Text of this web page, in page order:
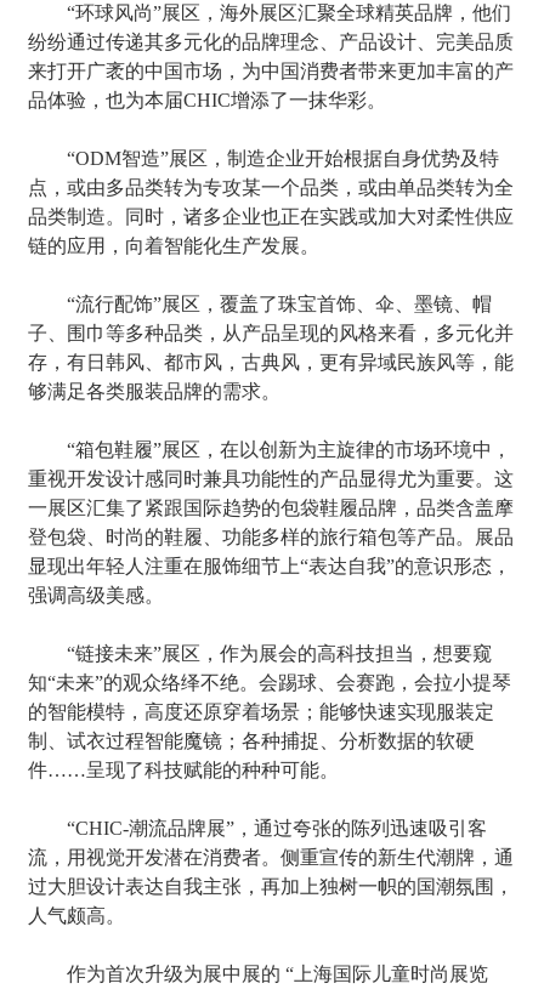
“环球风尚”展区，海外展区汇聚全球精英品牌，他们
纷纷通过传递其多元化的品牌理念、产品设计、完美品质
来打开广袤的中国市场，为中国消费者带来更加丰富的产
品体验，也为本届CHIC增添了一抹华彩。
“ODM智造”展区，制造企业开始根据自身优势及特
点，或由多品类转为专攻某一个品类，或由单品类转为全
品类制造。同时，诸多企业也正在实践或加大对柔性供应
链的应用，向着智能化生产发展。
“流行配饰”展区，覆盖了珠宝首饰、伞、墨镜、帽
子、围巾等多种品类，从产品呈现的风格来看，多元化并
存，有日韩风、都市风，古典风，更有异域民族风等，能
够满足各类服装品牌的需求。
“箱包鞋履”展区，在以创新为主旋律的市场环境中，
重视开发设计感同时兼具功能性的产品显得尤为重要。这
一展区汇集了紧跟国际趋势的包袋鞋履品牌，品类含盖摩
登包袋、时尚的鞋履、功能多样的旅行箱包等产品。展品
显现出年轻人注重在服饰细节上“表达自我”的意识形态，
强调高级美感。
“链接未来”展区，作为展会的高科技担当，想要窥
知“未来”的观众络绎不绝。会踢球、会赛跑，会拉小提琴
的智能模特，高度还原穿着场景；能够快速实现服装定
制、试衣过程智能魔镜；各种捕捉、分析数据的软硬
件……呈现了科技赋能的种种可能。
“CHIC-潮流品牌展”，通过夸张的陈列迅速吸引客
流，用视觉开发潜在消费者。侧重宣传的新生代潮牌，通
过大胆设计表达自我主张，再加上独树一帜的国潮氛围，
人气颇高。
作为首次升级为展中展的 “上海国际儿童时尚展览